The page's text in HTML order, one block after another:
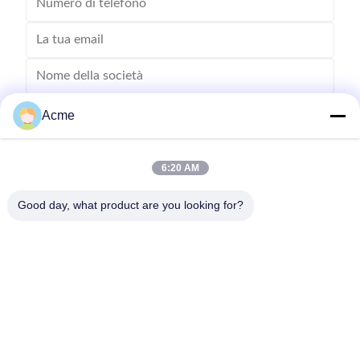
Invii
Acme
6:20 AM
Good day, what product are you looking for?